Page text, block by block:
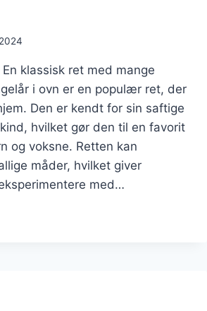
klassisk ret med mange
i ovn er en populær ret, der
Den er kendt for sin saftige
hvilket gør den til en favorit
og voksne. Retten kan
måder, hvilket giver
med…